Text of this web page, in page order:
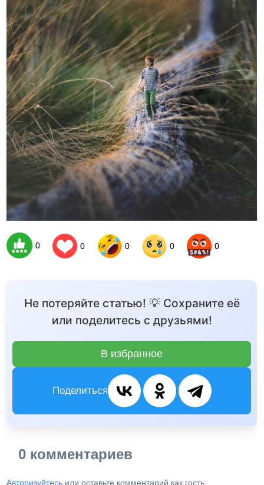
0 0 0 0 0
Не потеряйте статью! 💡 Сохраните её
или поделитесь с друзьями!
В избранное
Поделиться
0 комментариев
Авторизуйтесь или оставьте комментарий как гость